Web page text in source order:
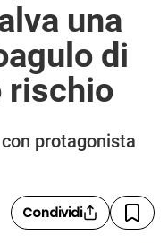
una
di
rischio
protagonista
Condividi